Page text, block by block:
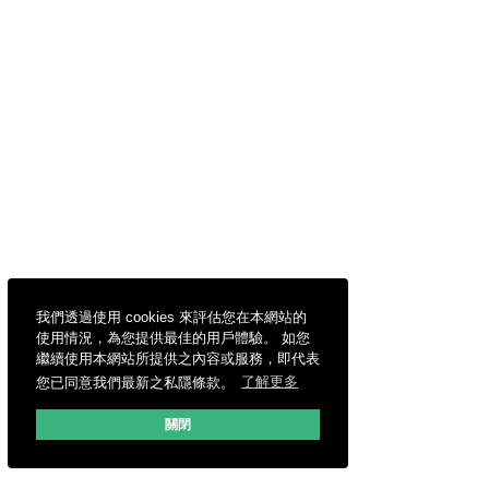
我們透過使用 cookies 來評估您在本網站的
使用情況，為您提供最佳的用戶體驗。 如您
繼續使用本網站所提供之內容或服務，即代表
您已同意我們最新之私隱條款。
了解更多
關閉